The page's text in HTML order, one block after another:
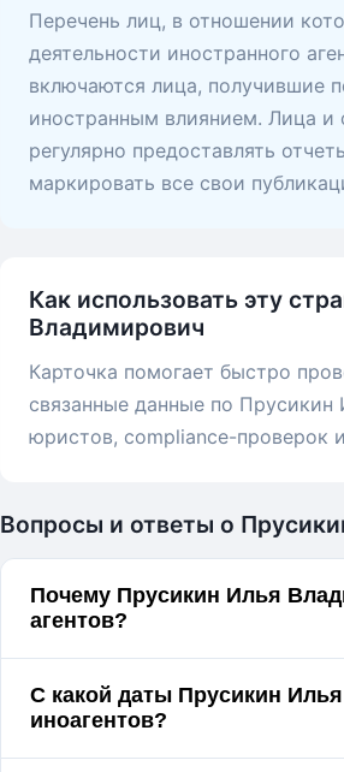
Перечень лиц, в отношении
деятельности иностранного
включаются лица, получившие
иностранным влиянием. Лица и
регулярно предоставлять
маркировать все свои
Как использовать эту
Владимирович
Карточка помогает быстро
связанные данные по Прусикин
юристов, compliance-проверок
Вопросы и ответы о
Почему Прусикин Илья
агентов?
С какой даты Прусикин
иноагентов?